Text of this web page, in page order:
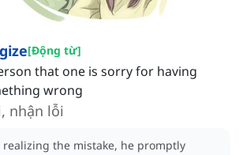
[Động từ]
that one is sorry for having
wrong
nhận lỗi
realizing the mistake, he promptly